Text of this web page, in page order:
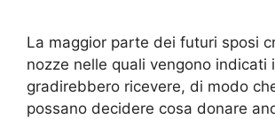
La maggior parte dei futuri sposi
nozze nelle quali vengono indicati
gradirebbero ricevere, di modo
possano decidere cosa donare